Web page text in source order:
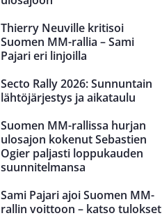
Thierry Neuville kritisoi
Suomen MM-rallia – Sami
Pajari eri linjoilla
Secto Rally 2026: Sunnuntain
lähtöjärjestys ja aikataulu
Suomen MM-rallissa hurjan
ulosajon kokenut Sebastien
Ogier paljasti loppukauden
suunnitelmansa
Sami Pajari ajoi Suomen MM-
rallin voittoon – katso tulokset